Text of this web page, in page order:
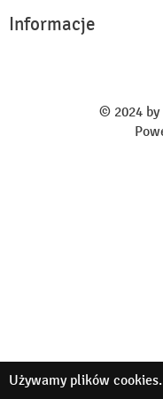
Kontakt
Informacje
© 2024 by
Używamy plików cookies.